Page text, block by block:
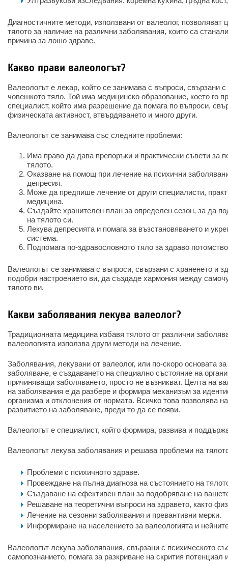
Диагностичните методи, използвани от валеолог, позволяват
тялото за наличие на различни заболявания, които са
причина за лошо здраве.
Какво прави валеологът?
Валеологът е лекар, който се занимава с въпроси, свързани
човешкото тяло. Той има медицинско образование, което го
специалист, който има разрешение да помага по въпроси,
физическата активност, втвърдяването и много други.
Валеологът се занимава със следните проблеми:
Има право да дава препоръки и практически съвети за
тялото.
Оказване на помощ при лечение на психични
депресия.
Може да предпише лечение от други специалисти,
медицина.
Създайте хранителен план за определен сезон, за да
на тялото си.
Лекува депресията и помага за възстановяването и
система.
Подпомага по-здравословното тяло за здраво
Валеологът се занимава с въпроси, свързани с храненето и
подобри настроението ви, да създаде хармония между
тялото ви.
Какви заболявания лекува валеолог?
Традиционната медицина избавя тялото от различни
валеологията използва други методи на лечение.
Заболявания, лекувани от валеолог, или по-скоро основата
заболяване, е създаването на специално състояние на
причиняващи заболяването, просто не възникват. Целта на
на заболявания е да разбере и формира механизъм за
организма и отклонения от нормата. Всичко това позволява
развитието на заболяване, преди то да се появи.
Валеологът е специалист, който формира, развива и
Валеологът лекува заболявания и решава проблеми на
Проблеми с психичното здраве.
Провеждане на пълна диагноза на състоянието на
Създаване на ефективен план за подобряване на
Решаване на теоретични въпроси на здравето, както
Лечение на сезонни заболявания и превантивни мерки.
Информиране на населението за валеологията и
Валеологът лекува заболявания, свързани с психическото
самопознанието, помага за разкриване на скрития потенциал